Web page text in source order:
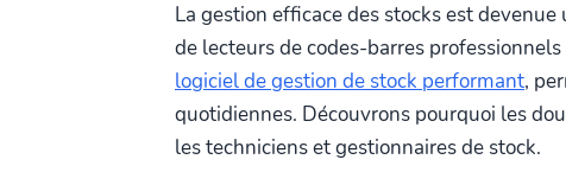
La gestion efficace des stocks est
de lecteurs de codes-barres
logiciel de gestion de stock performant,
quotidiennes. Découvrons pourquoi les
les techniciens et gestionnaires de stock.